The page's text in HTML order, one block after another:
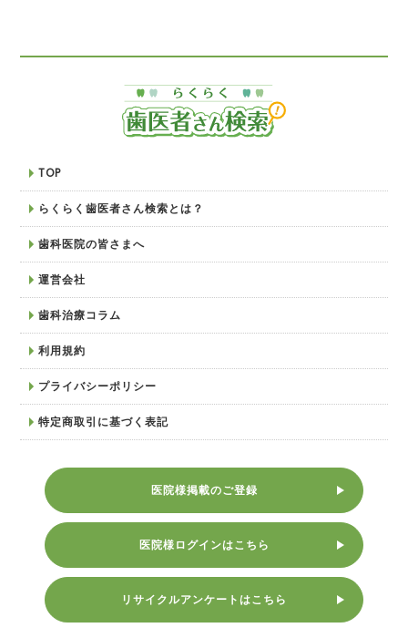
TOP
らくらく歯医者さん検索とは？
歯科医院の皆さまへ
運営会社
歯科治療コラム
利用規約
プライバシーポリシー
特定商取引に基づく表記
医院様掲載のご登録
医院様ログインはこちら
リサイクルアンケートはこちら